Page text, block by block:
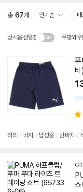
총 67개 인기순
상세옵션펼침 쿠팡와우
설치 환경·지역에 따라
배송·설치비가 달라집니다.닫
기
푸
비)
별
하의 / 바지 / 남성용 / 반바지 /
G
쇼